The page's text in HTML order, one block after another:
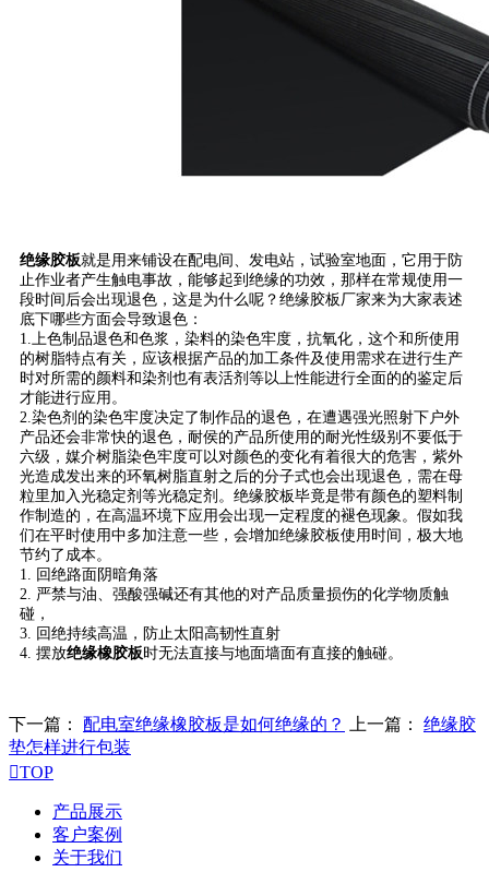
绝缘胶板就是用来铺设在配电间、发电站，试验室地面，它用于防
止作业者产生触电事故，能够起到绝缘的功效，那样在常规使用一
段时间后会出现退色，这是为什么呢？绝缘胶板厂家来为大家表述
底下哪些方面会导致退色：
1.上色制品退色和色浆，染料的染色牢度，抗氧化，这个和所使用
的树脂特点有关，应该根据产品的加工条件及使用需求在进行生产
时对所需的颜料和染剂也有表活剂等以上性能进行全面的的鉴定后
才能进行应用。
2.染色剂的染色牢度决定了制作品的退色，在遭遇强光照射下户外
产品还会非常快的退色，耐侯的产品所使用的耐光性级别不要低于
六级，媒介树脂染色牢度可以对颜色的变化有着很大的危害，紫外
光造成发出来的环氧树脂直射之后的分子式也会出现退色，需在母
粒里加入光稳定剂等光稳定剂。绝缘胶板毕竟是带有颜色的塑料制
作制造的，在高温环境下应用会出现一定程度的褪色现象。假如我
们在平时使用中多加注意一些，会增加绝缘胶板使用时间，极大地
节约了成本。
1. 回绝路面阴暗角落
2. 严禁与油、强酸强碱还有其他的对产品质量损伤的化学物质触
碰，
3. 回绝持续高温，防止太阳高韧性直射
4. 摆放绝缘橡胶板 时无法直接与地面墙面有直接的触碰。
下一篇： 配电室绝缘橡胶板是如何绝缘的？ 上一篇： 绝缘胶
垫怎样进行包装
TOP
产品展示
客户案例
关于我们